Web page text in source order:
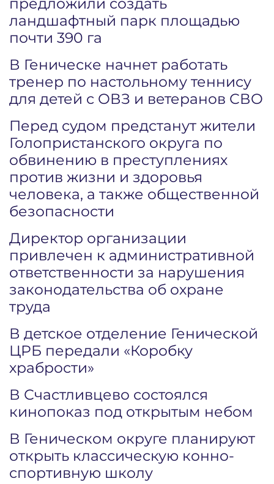
ландшафтный парк площадью
почти 390 га
В Геническе начнет работать
тренер по настольному теннису
для детей с ОВЗ и ветеранов СВО
Перед судом предстанут жители
Голопристанского округа по
обвинению в преступлениях
против жизни и здоровья
человека, а также общественной
безопасности
Директор организации
привлечен к административной
ответственности за нарушения
законодательства об охране
труда
В детское отделение Генической
ЦРБ передали «Коробку
храбрости»
В Счастливцево состоялся
кинопоказ под открытым небом
В Геническом округе планируют
открыть классическую конно-
спортивную школу